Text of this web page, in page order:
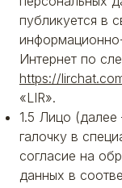
публикуется в
Интернет по
https://
«LIR».
1.5 Лицо (далее
галочку в
согласие на
данных в